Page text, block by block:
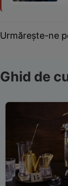
Urmărește-ne
Ghid de